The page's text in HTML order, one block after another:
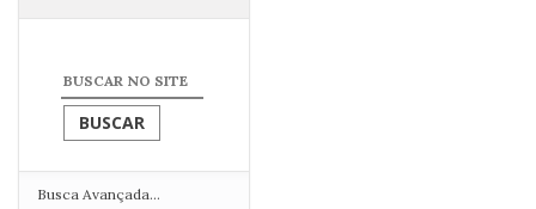
Busca Avançada…